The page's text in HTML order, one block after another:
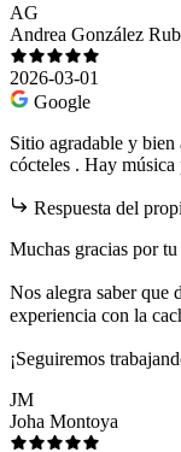
AG
Andrea González
2026-03-01
Google
Sitio agradable y bien
cócteles . Hay música
Respuesta del
Muchas gracias por tu
Nos alegra saber que
experiencia con la
¡Seguiremos
JM
Joha Montoya